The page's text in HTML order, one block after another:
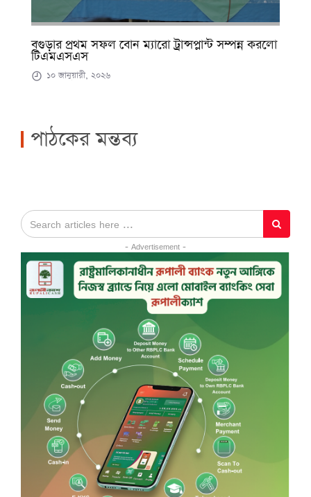
বগুড়ার প্রথম সফল বোন ম্যারো ট্রান্সপ্লান্ট সম্পন্ন করলো
টিএমএসএস
১০ জানুয়ারী, ২০২৬
পাঠকের মন্তব্য
- Advertisement -